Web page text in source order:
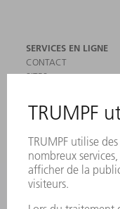
SERVICES EN LIGNE
CONTACT
SITES
INSCRIPTION À LA
MYTRUMPF
PRODUITS
MACHINES &
LASER
ELECTRONIQUE DE
OUTILS ÉLECTRIQUES